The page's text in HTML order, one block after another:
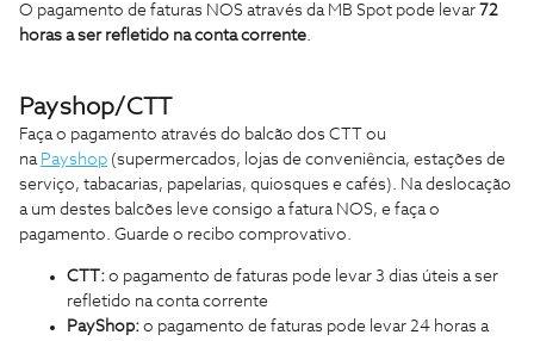
O pagamento de faturas NOS através da MB Spot pode levar 72
horas a ser refletido na conta corrente
Payshop/CTT
Faça o pagamento através do balcão dos CTT ou
na Payshop (supermercados, lojas de conveniência, estações de
serviço, tabacarias, papelarias, quiosques e cafés). Na deslocação
a um destes balcões leve consigo a fatura NOS, e faça o
pagamento. Guarde o recibo comprovativo.
CTT: o pagamento de faturas pode levar 3 dias úteis a ser
refletido na conta corrente
PayShop: o pagamento de faturas pode levar 24 horas a